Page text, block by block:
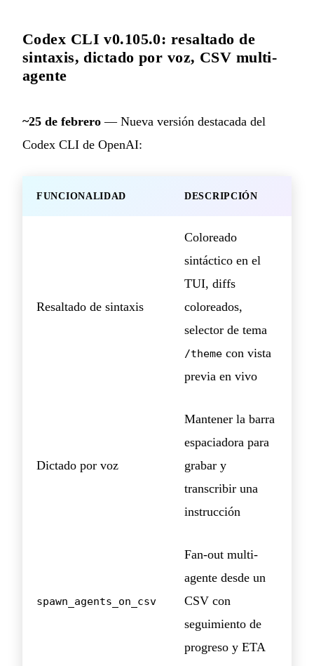
Codex CLI v0.105.0: resaltado de
sintaxis, dictado por voz, CSV multi-
agente
~25 de febrero — Nueva versión destacada del
Codex CLI de OpenAI:
FUNCIONALIDAD DESCRIPCIÓN
Resaltado de sintaxis
Coloreado
sintáctico en el
TUI, diffs
coloreados,
selector de tema
/theme con vista
previa en vivo
Dictado por voz
Mantener la barra
espaciadora para
grabar y
transcribir una
instrucción
spawn_agents_on_csv
Fan-out multi-
agente desde un
CSV con
seguimiento de
progreso y ETA